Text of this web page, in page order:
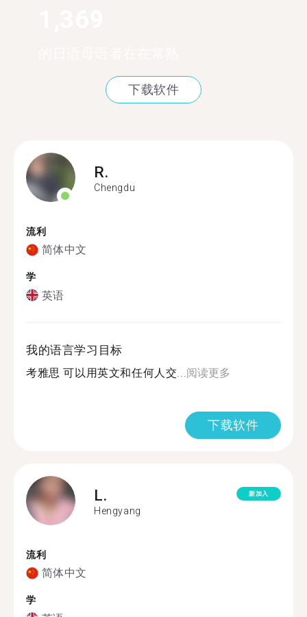
下载软件
R.
Chengdu
流利
简体中文
学
英语
我的语言学习目标
考雅思 可以用英文和任何人交... 阅读更多
下载软件
L.
Hengyang
新加入
流利
简体中文
学